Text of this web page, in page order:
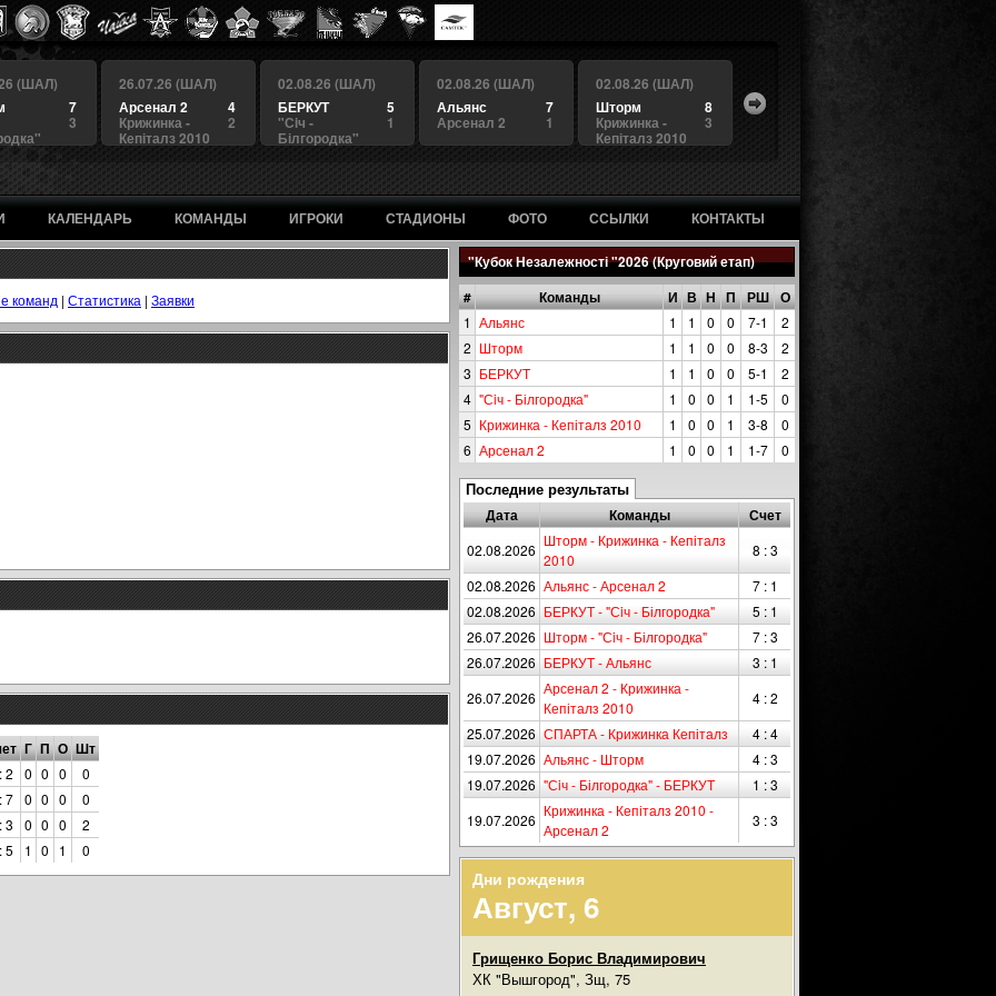
(ШАЛ)
7
3
26.07.26 (ШАЛ)
4
Арсенал 2
2
Крижинка -
Кепіталз 2010
02.08.26 (ШАЛ)
5
БЕРКУТ
1
"Сiч -
Білгородка"
02.08.26 (ШАЛ)
7
Альянс
1
Арсенал 2
02.08.26 (ШАЛ)
8
Шторм
3
Крижинка -
Кепіталз 2010
КАЛЕНДАРЬ КОМАНДЫ ИГРОКИ СТАДИОНЫ ФОТО ССЫЛКИ КОНТАКТЫ
"Кубок Незалежності "2026 (Круговий етап)
# Команды И В Н П РШ О
1 Альянс 1 1 0 0 7-1
2
2 Шторм 1 1 0 0 8-3
2
3 БЕРКУТ 1 1 0 0 5-1
2
4 "Сiч - Білгородка" 1 0 0 1 1-5
0
5 Крижинка - Кепіталз 2010 1 0 0 1 3-8
0
6 Арсенал 2 1 0 0 1 1-7 0
Последние результаты
Дата Команды Счет
02.08.2026
Шторм - Крижинка - Кепіталз
2010
8 : 3
02.08.2026 Альянс - Арсенал 2
7 : 1
02.08.2026 БЕРКУТ - "Сiч - Білгородка"
5 : 1
26.07.2026 Шторм - "Сiч - Білгородка"
7 : 3
26.07.2026 БЕРКУТ - Альянс
3 : 1
26.07.2026
Арсенал 2 - Крижинка -
Кепіталз 2010
4 : 2
25.07.2026 СПАРТА - Крижинка Кепіталз
4 : 4
19.07.2026 Альянс - Шторм
4 : 3
19.07.2026 "Сiч - Білгородка" - БЕРКУТ
1 : 3
19.07.2026
Крижинка - Кепіталз 2010 -
Арсенал 2
3 : 3
Дни рождения
Август, 6
Грищенко Борис Владимирович
ХК "Вышгород", Зщ, 75
команд | Статистика | Заявки
Г П О Шт
2 0 0 0
0
7 0 0 0
0
3 0 0 0
2
5 1 0 1 0